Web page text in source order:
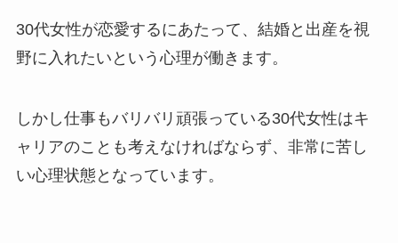
30代女性が恋愛するにあたって、結婚と出産を視
野に入れたいという心理が働きます。
しかし仕事もバリバリ頑張っている30代女性はキ
ャリアのことも考えなければならず、非常に苦し
い心理状態となっています。